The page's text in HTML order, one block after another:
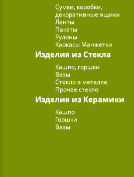
Сумки, коробки,
декоративные ящики
Ленты
Пакеты
Рулоны
Каркасы Манжетки
Изделия из Стекла
Кашпо, горшки
Вазы
Стекло в металле
Прочее стекло
Изделия из Керамики
Кашпо
Горшки
Вазы